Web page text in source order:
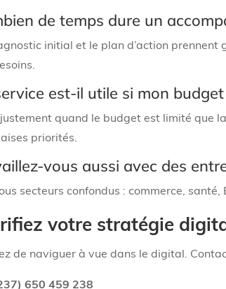
de temps dure un
initial et le plan d’action prennent
est-il utile si mon
justement quand le budget est limité que
priorités.
vous aussi avec des
secteurs confondus : commerce,
votre stratégie
de naviguer à vue dans le digital.
650 459 238